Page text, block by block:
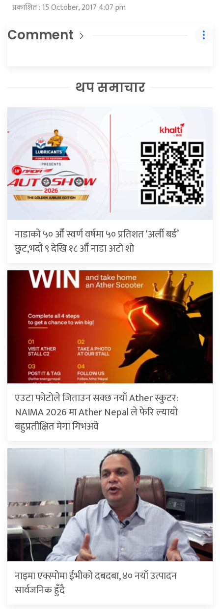
प्रकाशित : 15 October, 2017 4:07 pm
Comment
थप समाचार
नाडाको ५० औँ स्वर्ण वर्षमा ५० प्रतिशत ‘अर्ली बर्ड’
छुट,भदौ ९ देखि १८ औँ नाडा अटो शो
एउटा फोटोले जिताउन सक्छ नयाँ Ather स्कुटर:
NAIMA 2026 मा Ather Nepal ले फेरि ल्यायो
बहुप्रतीक्षित मेगा गिभअवे
नाइमा एक्स्पोमा ईभीको दबदबा, ४० नयाँ उत्पादन
सार्वजनिक हुँदै